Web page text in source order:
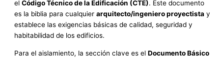
elCódigo Técnico de la Edificación (CTE). Este documento
es la biblia para cualquierarquitecto/ingeniero proyectista y
establece las exigencias básicas de calidad, seguridad y
habitabilidad de los edificios.
Para el aislamiento, la sección clave es elDocumento Básico